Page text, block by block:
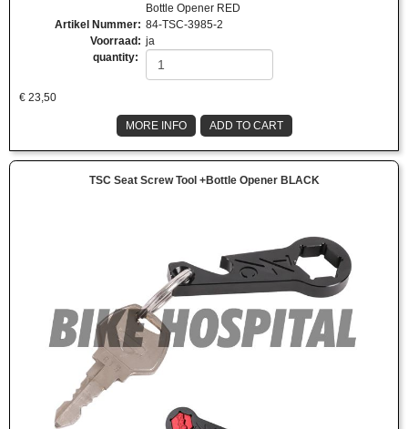
Bottle Opener RED
Artikel Nummer: 84-TSC-3985-2
Voorraad : ja
quantity:
€ 23,50
MORE INFO ADD TO CART
TSC Seat Screw Tool +Bottle Opener BLACK